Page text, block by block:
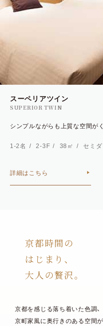
スーペリアツイン
SUPERIOR TWIN
シンプルながらも上質な空間が
1-2名 2-3F 38㎡ セミ
詳細はこちら
京都時間の
はじまり、
大人の贅沢。
京都を感じる落ち着いた色調、
京町家風に奥行きのある空間